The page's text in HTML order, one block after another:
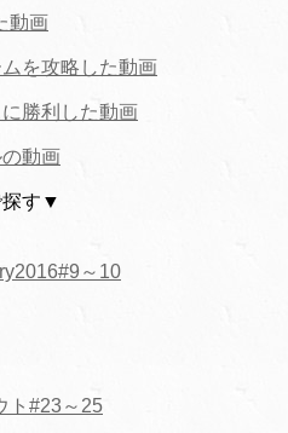
動画
を攻略した動画
勝利した動画
動画
探す▼
～10
ト#23～25